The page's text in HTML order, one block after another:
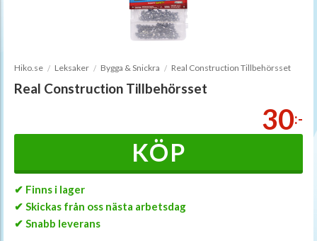
Hiko.se Leksaker Bygga & Snickra Real Construction Tillbehörsset
Real Construction Tillbehörsset
30:-
KÖP
✔ Finns i lager
✔ Skickas från oss nästa arbetsdag
✔ Snabb leverans